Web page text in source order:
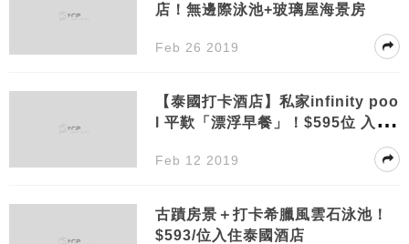
店！無邊際泳池+玻璃屋海景房
Feb 26 2019
【泰國打卡酒店】私家infinity poo
l 平歎「漂浮早餐」！$595位 入住
Feb 12 2019
古蹟房景＋打卡希臘風雲石泳池！
$593/位入住泰國酒店